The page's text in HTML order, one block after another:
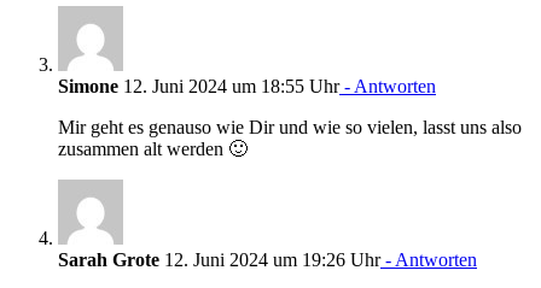
Simone 12. Juni 2024 um 18:55 Uhr- Antworten
Mir geht es genauso wie Dir und wie so vielen, lasst uns also
zusammen alt werden 🙂
Sarah Grote 12. Juni 2024 um 19:26 Uhr- Antworten